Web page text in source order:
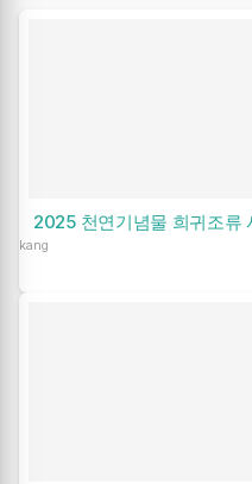
2025 천연기념물 희귀조류
kang